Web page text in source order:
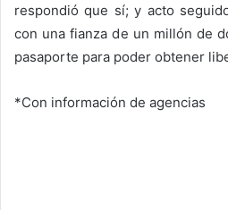
respondió que sí; y acto
con una fianza de un millón de
pasaporte para poder obtener
*Con información de agencias